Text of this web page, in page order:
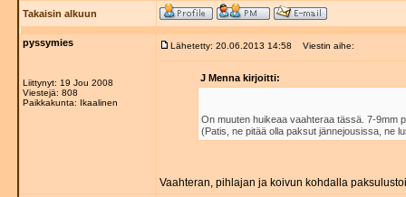
Takaisin alkuun
pyssymies
Liittynyt: 19 Jou 2008
Viestejä: 808
Paikkakunta: Ikaalinen
Lähetetty: 20.06.2013 14:58 Viestin aihe:
J Menna kirjoitti:
On muuten huikeaa vaahteraa tässä. 7-9mm
(Patis, ne pitää olla paksut jännejousissa, ne
Vaahteran, pihlajan ja koivun kohdalla